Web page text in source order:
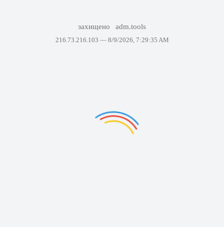
захищено adm.tools
216.73.216.103 — 8/9/2026, 7:29:35 AM